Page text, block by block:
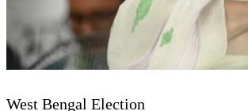
West Bengal Election